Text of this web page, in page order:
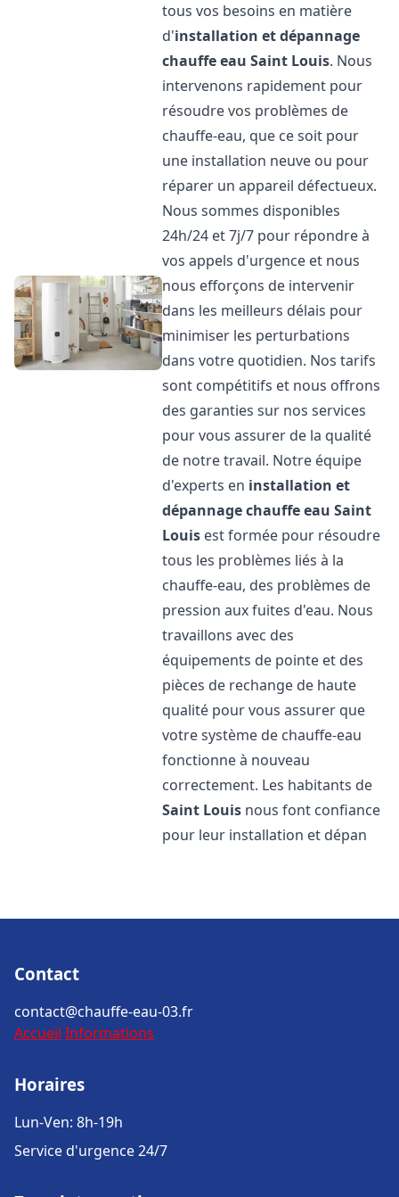
tous vos besoins en matière
d'installation et dépannage
chauffe eau Saint Louis. Nous
intervenons rapidement pour
résoudre vos problèmes de
chauffe-eau, que ce soit pour
une installation neuve ou pour
réparer un appareil défectueux.
Nous sommes disponibles
24h/24 et 7j/7 pour répondre à
vos appels d'urgence et nous
nous efforçons de intervenir
dans les meilleurs délais pour
minimiser les perturbations
dans votre quotidien. Nos tarifs
sont compétitifs et nous offrons
des garanties sur nos services
pour vous assurer de la qualité
de notre travail. Notre équipe
d'experts en installation et
dépannage chauffe eau Saint
Louis est formée pour résoudre
tous les problèmes liés à la
chauffe-eau, des problèmes de
pression aux fuites d'eau. Nous
travaillons avec des
équipements de pointe et des
pièces de rechange de haute
qualité pour vous assurer que
votre système de chauffe-eau
fonctionne à nouveau
correctement. Les habitants de
Saint Louis nous font confiance
pour leur installation et dépan
Contact
contact@chauffe-eau-03.fr
Accueil Informations
Horaires
Lun-Ven: 8h-19h
Service d'urgence 24/7